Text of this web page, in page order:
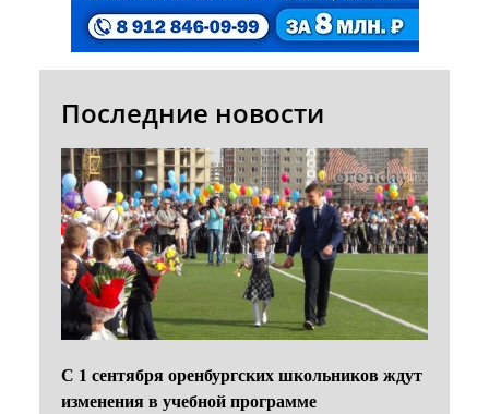
Последние новости
С 1 сентября оренбургских школьников ждут
изменения в учебной программе